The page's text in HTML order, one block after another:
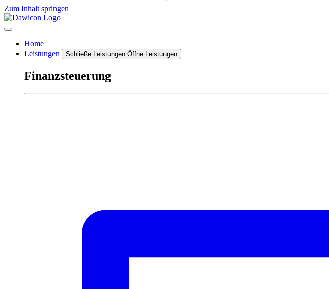
Zum Inhalt springen
Home
Leistungen
Schließe Leistungen Öffne Leistungen
Finanzsteuerung